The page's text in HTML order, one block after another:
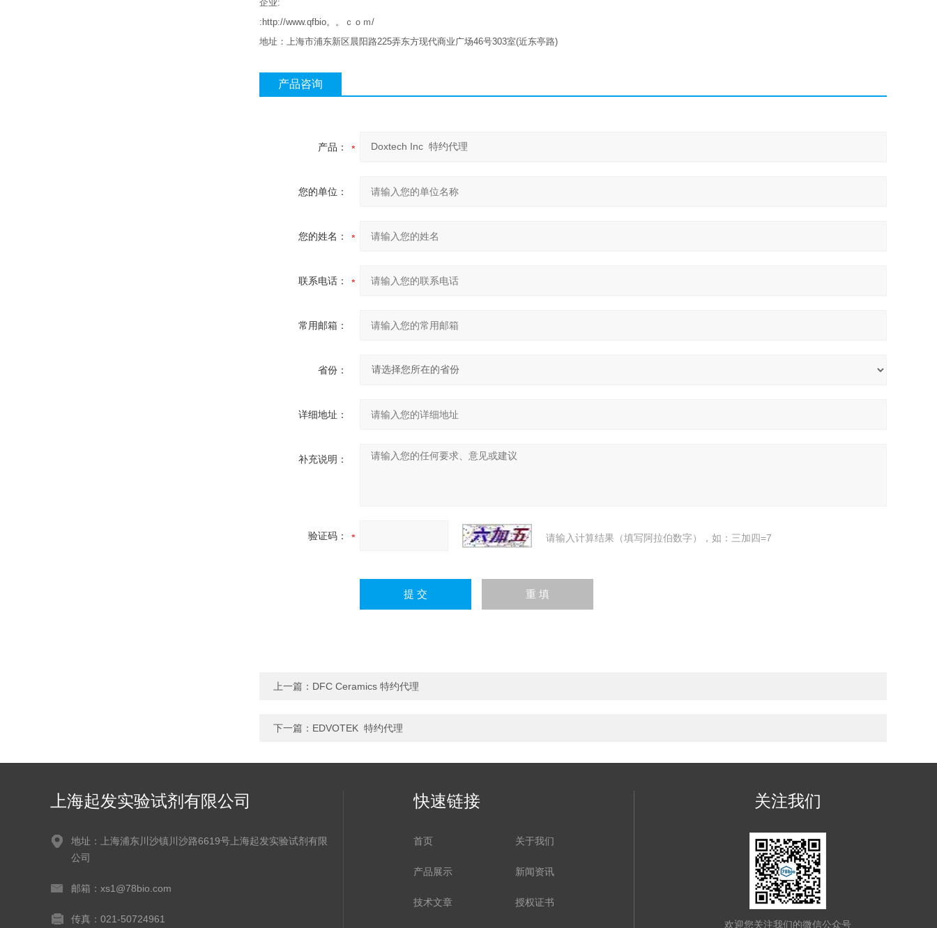
企业:
:http://www.qfbio。。ｃｏｍ/
地址：上海市浦东新区晨阳路225弄东方现代商业广场46号303室(近东亭路)
产品咨询
产品：
您的单位：
您的姓名：
联系电话：
常用邮箱：
省份：
详细地址：
补充说明：
验证码： 请输入计算结果（填写阿拉伯数字），如：三加四=7
上一篇： DFC Ceramics 特约代理
下一篇： EDVOTEK 特约代理
上海起发实验试剂有限公司
地址：上海浦东川沙镇川沙路6619号上海起发实验试剂有限
公司
邮箱：xs1@78bio.com
传真：021-50724961
快速链接
首页 关于我们
产品展示 新闻资讯
技术文章 授权证书
关注我们
欢迎您关注我们的微信公众号